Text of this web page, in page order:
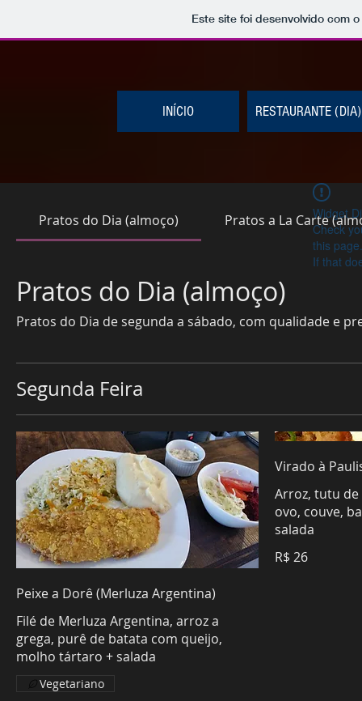
Este site foi desenvolvido com
INÍCIO RESTAURANTE (DIA)
Pratos do Dia (almoço) Pratos a La Carte
Pratos do Dia (almoço)
Pratos do Dia de segunda a sábado, com qualidade e
Segunda Feira
Peixe a Dorê (Merluza Argentina)
Filé de Merluza Argentina, arroz a
grega, purê de batata com queijo,
molho tártaro + salada
Vegetariano
Virado à
Arroz, tutu de
ovo, couve,
salada
R$ 26
Widget
Check
this page.
If that